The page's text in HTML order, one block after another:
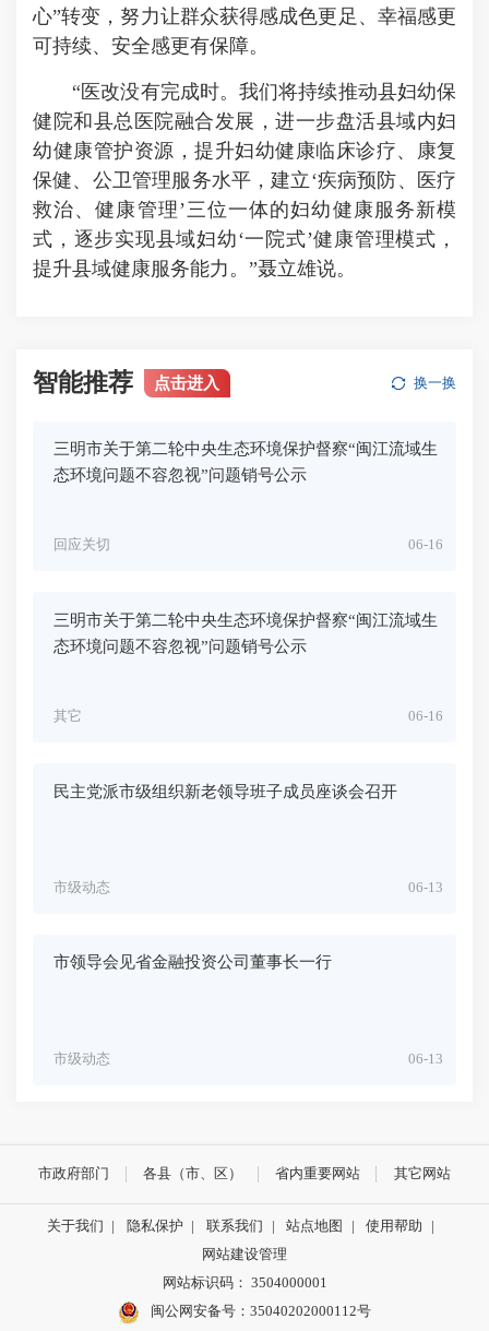
心”转变，努力让群众获得感成色更足、幸福感更
可持续、安全感更有保障。
“医改没有完成时。我们将持续推动县妇幼保
健院和县总医院融合发展，进一步盘活县域内妇
幼健康管护资源，提升妇幼健康临床诊疗、康复
保健、公卫管理服务水平，建立‘疾病预防、医疗
救治、健康管理’三位一体的妇幼健康服务新模
式，逐步实现县域妇幼‘一院式’健康管理模式，
提升县域健康服务能力。”聂立雄说。
智能推荐 点击进入 换一换
三明市关于第二轮中央生态环境保护督察“闽江流域生
态环境问题不容忽视”问题销号公示
06-16
回应关切
三明市关于第二轮中央生态环境保护督察“闽江流域生
态环境问题不容忽视”问题销号公示
06-16
其它
民主党派市级组织新老领导班子成员座谈会召开
06-13
市级动态
市领导会见省金融投资公司董事长一行
06-13
市级动态
市政府部门 各县（市、区） 省内重要网站 其它网站
关于我们 | 隐私保护 | 联系我们 | 站点地图 | 使用帮助
|
网站建设管理
网站标识码： 3504000001
闽公网安备号：35040202000112号